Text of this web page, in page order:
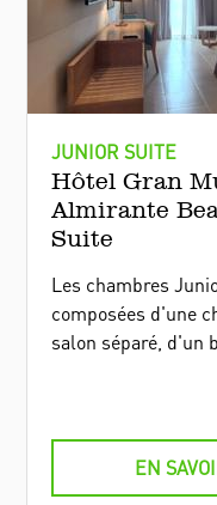
JUNIOR SUITE
Hôtel Gran
Almirante
Suite
Les chambres
composées d'une
salon séparé, d'un
les jardins, la mer
l'hôtel.